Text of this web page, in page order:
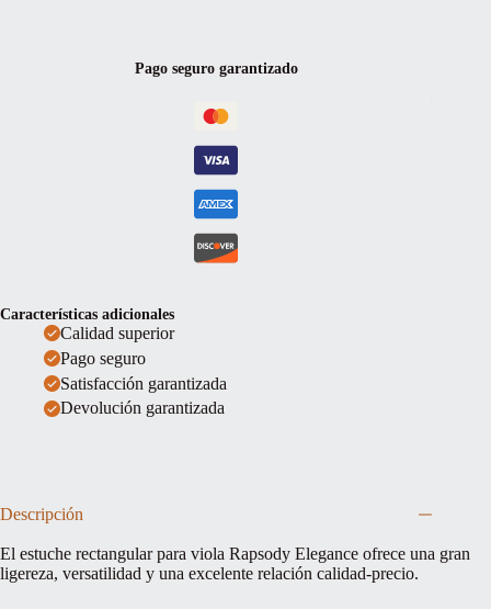
Pago seguro garantizado
Características adicionales
Calidad superior
Pago seguro
Satisfacción garantizada
Devolución garantizada
Descripción
El estuche rectangular para viola Rapsody Elegance ofrece una gran
ligereza, versatilidad y una excelente relación calidad-precio.